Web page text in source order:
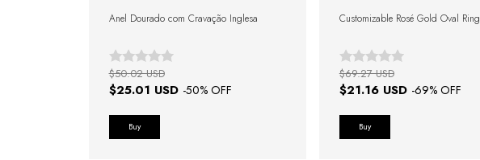
Anel Dourado com Cravação Inglesa
$25.01 USD -50% OFF
$50.02 USD
Buy
Customizable Rosé Gold Oval Ring
$21.16 USD -69% OFF
$69.27 USD
Buy